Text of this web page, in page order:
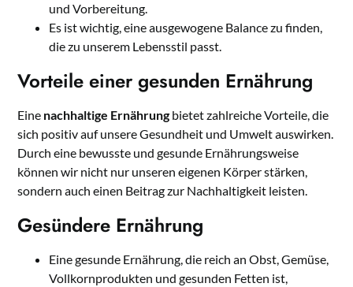
und Vorbereitung.
Es ist wichtig, eine ausgewogene Balance zu finden,
die zu unserem Lebensstil passt.
Vorteile einer gesunden Ernährung
Eine nachhaltige Ernährung bietet zahlreiche Vorteile, die
sich positiv auf unsere Gesundheit und Umwelt auswirken.
Durch eine bewusste und gesunde Ernährungsweise
können wir nicht nur unseren eigenen Körper stärken,
sondern auch einen Beitrag zur Nachhaltigkeit leisten.
Gesündere Ernährung
Eine gesunde Ernährung, die reich an Obst, Gemüse,
Vollkornprodukten und gesunden Fetten ist,